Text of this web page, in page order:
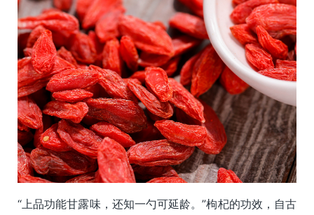
“上品功能甘露味，还知一勺可延龄。”枸杞的功效，自古